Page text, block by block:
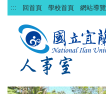
跳
到
::: 回首頁 學校首頁 網站導覽